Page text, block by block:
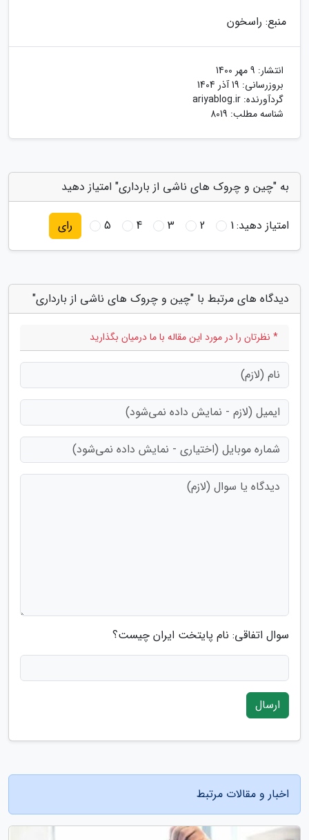
منبع: راسخون
انتشار: 9 مهر 1400
بروزرسانی: 19 آذر 1404
گردآورنده: ariyablog.ir
شناسه مطلب: 8019
به "چین و چروک های ناشی از بارداری" امتیاز دهید
امتیاز دهید:1
2
3
4
5 رای
دیدگاه های مرتبط با "چین و چروک های ناشی از بارداری"
* نظرتان را در مورد این مقاله با ما درمیان بگذارید
سوال اتفاقی: نام پایتخت ایران چیست؟
ارسال
اخبار و مقالات مرتبط